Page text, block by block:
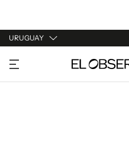
URUGUAY
URUGUAY
ARGENTINA